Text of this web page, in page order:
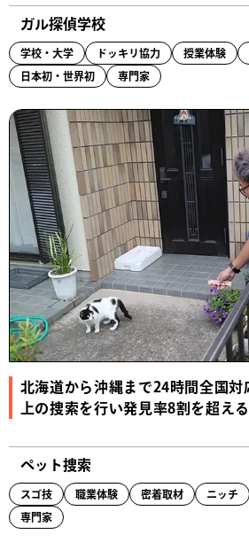
ガル探偵学校
学校・大学 ドッキリ協力 授業体験
日本初・世界初 専門家
北海道から沖縄まで24時間全国対
上の捜索を行い発見率8割を超え
ペット捜索
スゴ技 職業体験 密着取材 ニッチ
専門家